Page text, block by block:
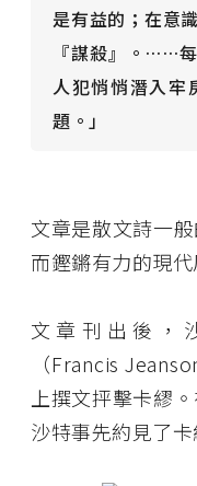
是有益的；在意
『謀殺』。……
人犯悄悄潛入牢
題。」
文章是散文詩一
而鏗鏘有力的現代
文章刊出後，
（Francis
上撰文抨擊卡繆
沙特事先約見了卡